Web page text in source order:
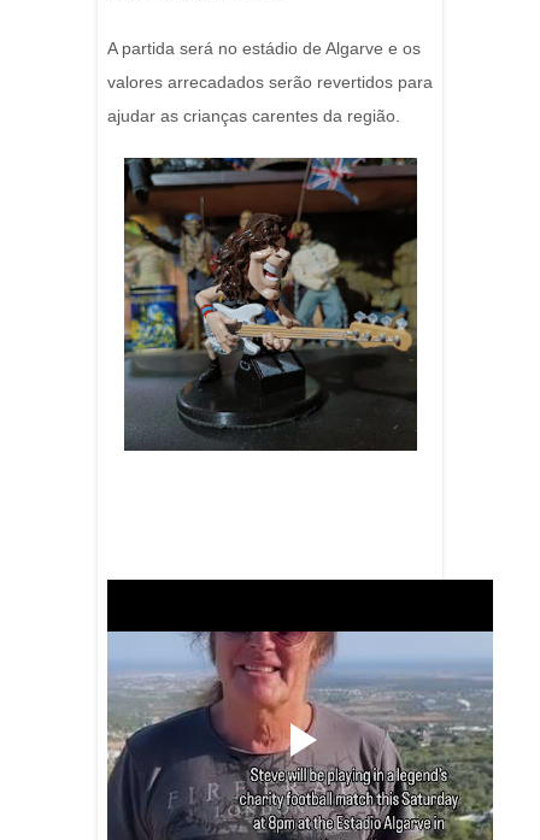
A partida será no estádio de Algarve e os
valores arrecadados serão revertidos para
ajudar as crianças carentes da região.